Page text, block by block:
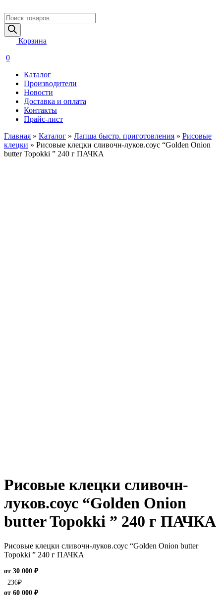
Поиск
товаров
Корзина
0
Каталог
Производители
Новости
Доставка и оплата
Контакты
Прайс-лист
Главная » Каталог » Лапша быстр. приготовления » Рисовые
клецки » Рисовые клецки сливочн-луков.соус “Golden Onion
butter Topokki ” 240 г ПАЧКА
Рисовые клецки сливочн-
луков.соус “Golden Onion
butter Topokki ” 240 г ПАЧКА
Рисовые клецки сливочн-луков.соус “Golden Onion butter
Topokki ” 240 г ПАЧКА
от 30 000 ₽
236₽
от 60 000 ₽